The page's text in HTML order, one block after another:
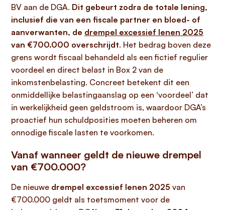
BV aan de DGA. Dit gebeurt zodra de totale lening,
inclusief die van een fiscale partner en bloed- of
aanverwanten, de drempel excessief lenen 2025
van €700.000 overschrijdt. Het bedrag boven deze
grens wordt fiscaal behandeld als een fictief regulier
voordeel en direct belast in Box 2 van de
inkomstenbelasting. Concreet betekent dit een
onmiddellijke belastingaanslag op een ‘voordeel’ dat
in werkelijkheid geen geldstroom is, waardoor DGA’s
proactief hun schuldposities moeten beheren om
onnodige fiscale lasten te voorkomen.
Vanaf wanneer geldt de nieuwe drempel
van €700.000?
De nieuwe drempel excessief lenen 2025 van
€700.000 geldt als toetsmoment voor de